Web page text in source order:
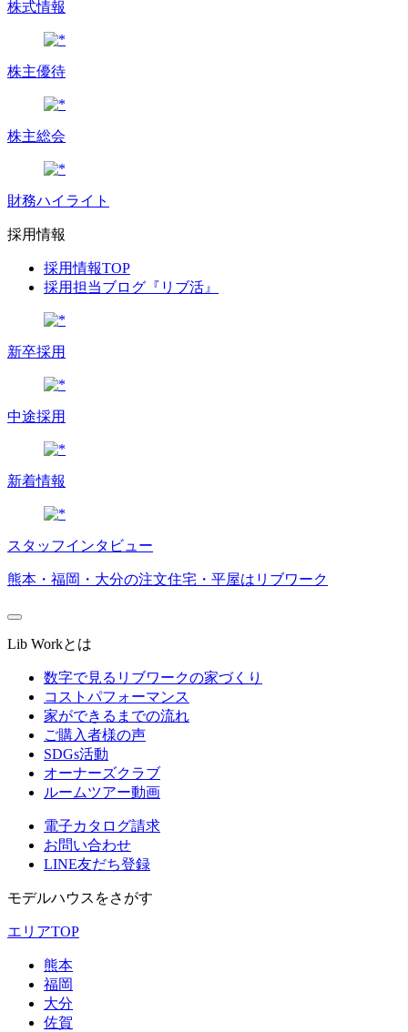
株式情報
株主優待
株主総会
財務ハイライト
採用情報
採用情報TOP
採用担当ブログ『リブ活』
新卒採用
中途採用
新着情報
スタッフインタビュー
熊本・福岡・大分の注文住宅・平屋はリブワーク
Lib Workとは
数字で見るリブワークの家づくり
コストパフォーマンス
家ができるまでの流れ
ご購入者様の声
SDGs活動
オーナーズクラブ
ルームツアー動画
電子カタログ請求
お問い合わせ
LINE友だち登録
モデルハウスをさがす
エリアTOP
熊本
福岡
大分
佐賀